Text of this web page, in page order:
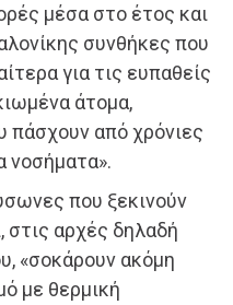
μέσα στο έτος και
συνθήκες που
για τις ευπαθείς
άτομα,
πάσχουν από χρόνιες
νοσήματα».
που ξεκινούν
στις αρχές δηλαδή
«σοκάρουν ακόμη
με θερμική